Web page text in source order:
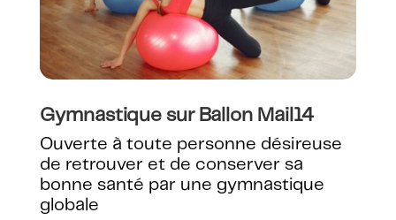
Gymnastique sur Ballon Mail14
Ouverte à toute personne désireuse
de retrouver et de conserver sa
bonne santé par une gymnastique
globale